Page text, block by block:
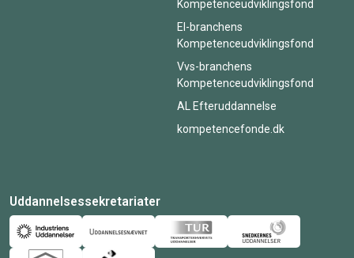
Kompetenceudviklingsfond
El-branchens
Kompetenceudviklingsfond
Vvs-branchens
Kompetenceudviklingsfond
AL Efteruddannelse
kompetencefonde.dk
Uddannelsessekretariater